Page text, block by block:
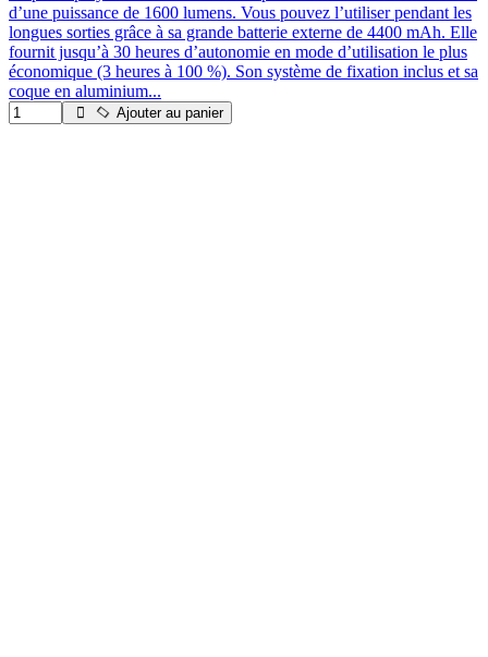
d’une puissance de 1600 lumens. Vous pouvez l’utiliser pendant les
longues sorties grâce à sa grande batterie externe de 4400 mAh. Elle
fournit jusqu’à 30 heures d’autonomie en mode d’utilisation le plus
économique (3 heures à 100 %). Son système de fixation inclus et sa
coque en aluminium...
Ajouter au panier